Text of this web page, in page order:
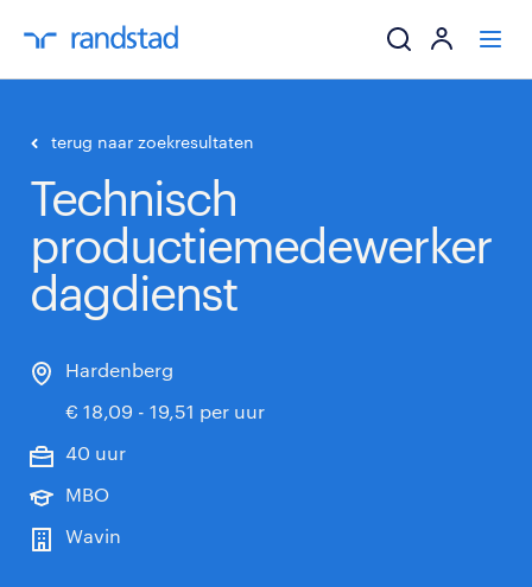
mijn carrière
terug naar zoekresultaten
Technisch
productiemedewerker
dagdienst
Hardenberg
€ 18,09 - 19,51 per uur
40 uur
MBO
Wavin